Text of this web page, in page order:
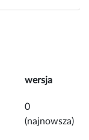
wersja
0
(najnowsza)